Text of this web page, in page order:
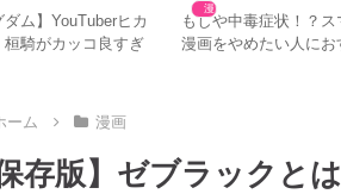
ダム】YouTuberヒカ
桓騎がカッコ良すぎ
漫画
もしや中毒症状！？ス
漫画をやめたい人にお
ーム 漫画
保存版】ゼブラックと